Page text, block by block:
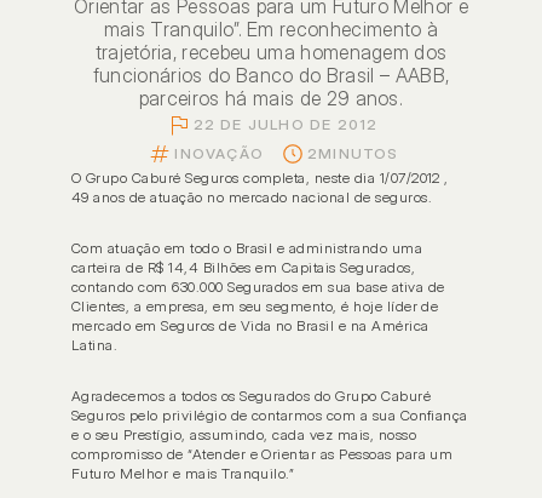
Orientar as Pessoas para um Futuro Melhor e
mais Tranquilo”. Em reconhecimento à
trajetória, recebeu uma homenagem dos
funcionários do Banco do Brasil – AABB,
parceiros há mais de 29 anos.
2 MINUTOS
INOVAÇÃO
22 DE JULHO DE 2012
O Grupo Caburé Seguros completa, neste dia 1/07/2012 ,
49 anos de atuação no mercado nacional de seguros.
Com atuação em todo o Brasil e administrando uma
carteira de R$ 14,4 Bilhões em Capitais Segurados,
contando com 630.000 Segurados em sua base ativa de
Clientes, a empresa, em seu segmento, é hoje líder de
mercado em Seguros de Vida no Brasil e na América
Latina.
Agradecemos a todos os Segurados do Grupo Caburé
Seguros pelo privilégio de contarmos com a sua Confiança
e o seu Prestígio, assumindo, cada vez mais, nosso
compromisso de “Atender e Orientar as Pessoas para um
Futuro Melhor e mais Tranquilo.”